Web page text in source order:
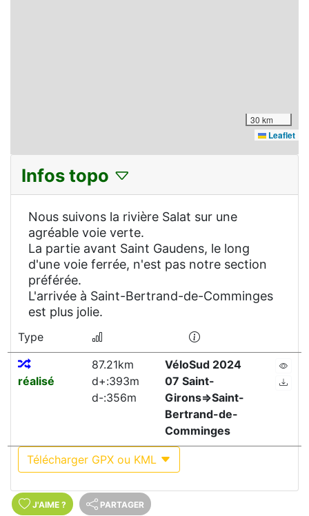
30 km
Leaflet
Infos topo
Nous suivons la rivière Salat sur une
agréable voie verte.
La partie avant Saint Gaudens, le long
d'une voie ferrée, n'est pas notre section
préférée.
L'arrivée à Saint-Bertrand-de-Comminges
est plus jolie.
Type
réalisé
87.21km
d+:393m
d-:356m
VéloSud 2024
07 Saint-
Girons=>Saint-
Bertrand-de-
Comminges
Télécharger GPX ou KML
J'AIME ? PARTAGER